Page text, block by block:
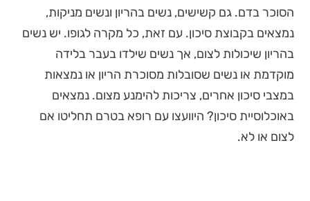
הסוכר בדם. גם קשישים, נשים בהריון ונשים מניקות,
נמצאים בקבוצת סיכון. עם זאת, כל מקרה לגופו. יש נשים
בהריון שיכולות לצום, אך נשים שילדו בעבר בלידה
מוקדמת או נשים שסובלות מסוכרת הריון או נמצאות
במצבי סיכון אחרים, צריכות להימנע מצום. נמצאים
באוכלוסיית סיכון? היוועצו עם רופא בטרם תחליטו אם
לצום או לא.